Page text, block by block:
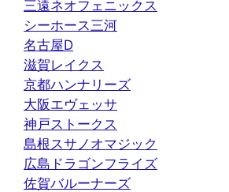
三遠ネオフェニックス
シーホース三河
名古屋D
滋賀レイクス
京都ハンナリーズ
大阪エヴェッサ
神戸ストークス
島根スサノオマジック
広島ドラゴンフライズ
佐賀バルーナーズ